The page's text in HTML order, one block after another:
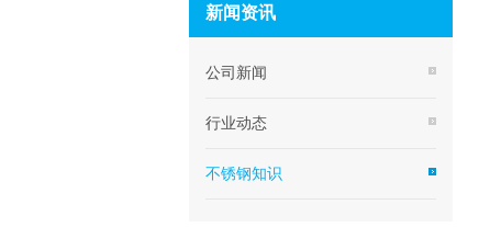
新闻资讯
公司新闻
行业动态
不锈钢知识